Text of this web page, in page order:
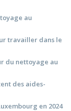
au
travailler dans le
du nettoyage au
des aides-
en 2024